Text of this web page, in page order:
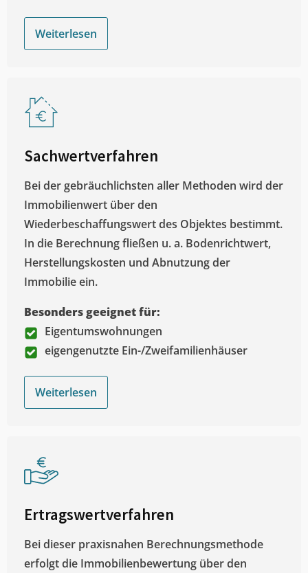
Weiterlesen
Sachwertverfahren
Bei der gebräuchlichsten aller Methoden wird der
Immobilienwert über den
Wiederbeschaffungswert des Objektes bestimmt.
In die Berechnung fließen u. a. Bodenrichtwert,
Herstellungskosten und Abnutzung der
Immobilie ein.
Besonders geeignet für:
Eigentumswohnungen
eigengenutzte Ein-/Zweifamilienhäuser
Weiterlesen
Ertragswertverfahren
Bei dieser praxisnahen Berechnungsmethode
erfolgt die Immobilienbewertung über den